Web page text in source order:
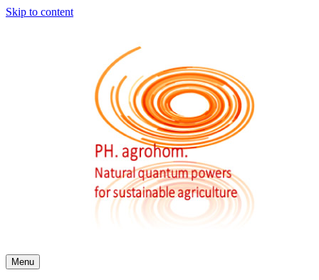
Skip to content
Menu